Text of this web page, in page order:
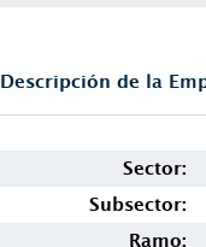
Descripción de la
Sector:
Subsector:
Ramo: